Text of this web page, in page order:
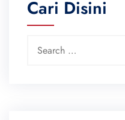
Cari Disini